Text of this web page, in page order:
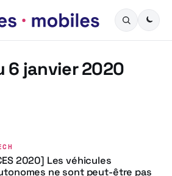
6 janvier 2020
2020] Les véhicules
ne sont peut-être pas